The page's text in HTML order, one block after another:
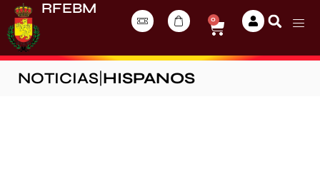
RFEBM
0
NOTICIAS HISPANOS